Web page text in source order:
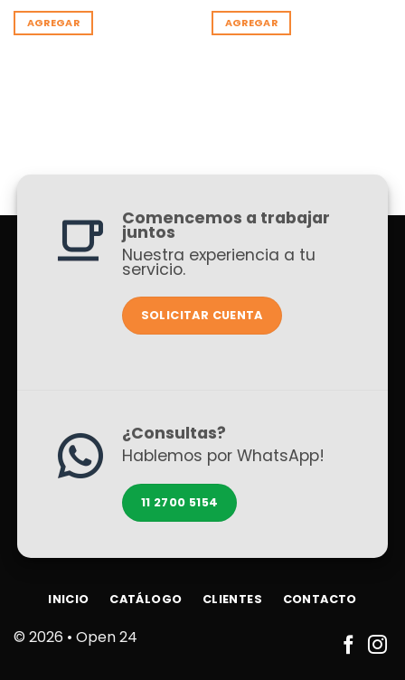
AGREGAR AGREGAR
Comencemos a trabajar
juntos
Nuestra experiencia a tu
servicio.
SOLICITAR CUENTA
¿Consultas?
Hablemos por WhatsApp!
11 2700 5154
© 2026 • Open 24
INICIO CATÁLOGO CLIENTES CONTACTO